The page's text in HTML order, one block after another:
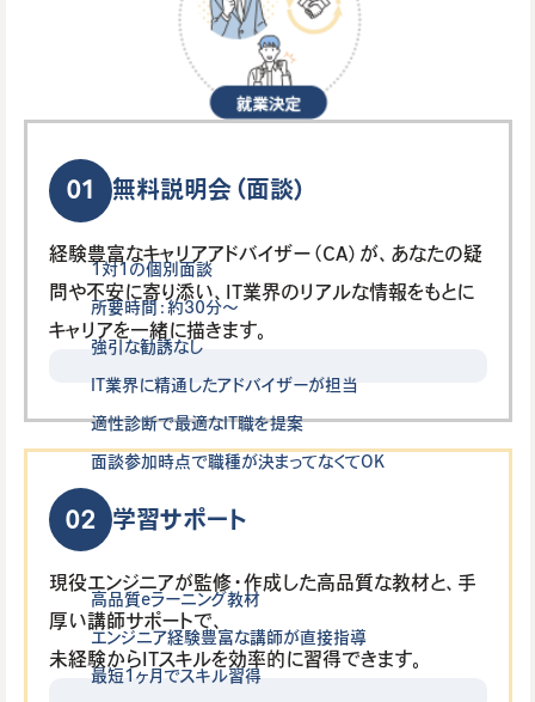
01 無料説明会（面談）
経験豊富なキャリアアドバイザー（CA）が、あなたの疑
問や不安に寄り添い、IT業界のリアルな情報をもとに
キャリアを一緒に描きます。
1対1の個別面談
所要時間：約30分〜
強引な勧誘なし
IT業界に精通したアドバイザーが担当
適性診断で最適なIT職を提案
面談参加時点で職種が決まってなくてOK
02 学習サポート
現役エンジニアが監修・作成した高品質な教材と、手
厚い講師サポートで、
未経験からITスキルを効率的に習得できます。
高品質eラーニング教材
エンジニア経験豊富な講師が直接指導
最短1ヶ月でスキル習得